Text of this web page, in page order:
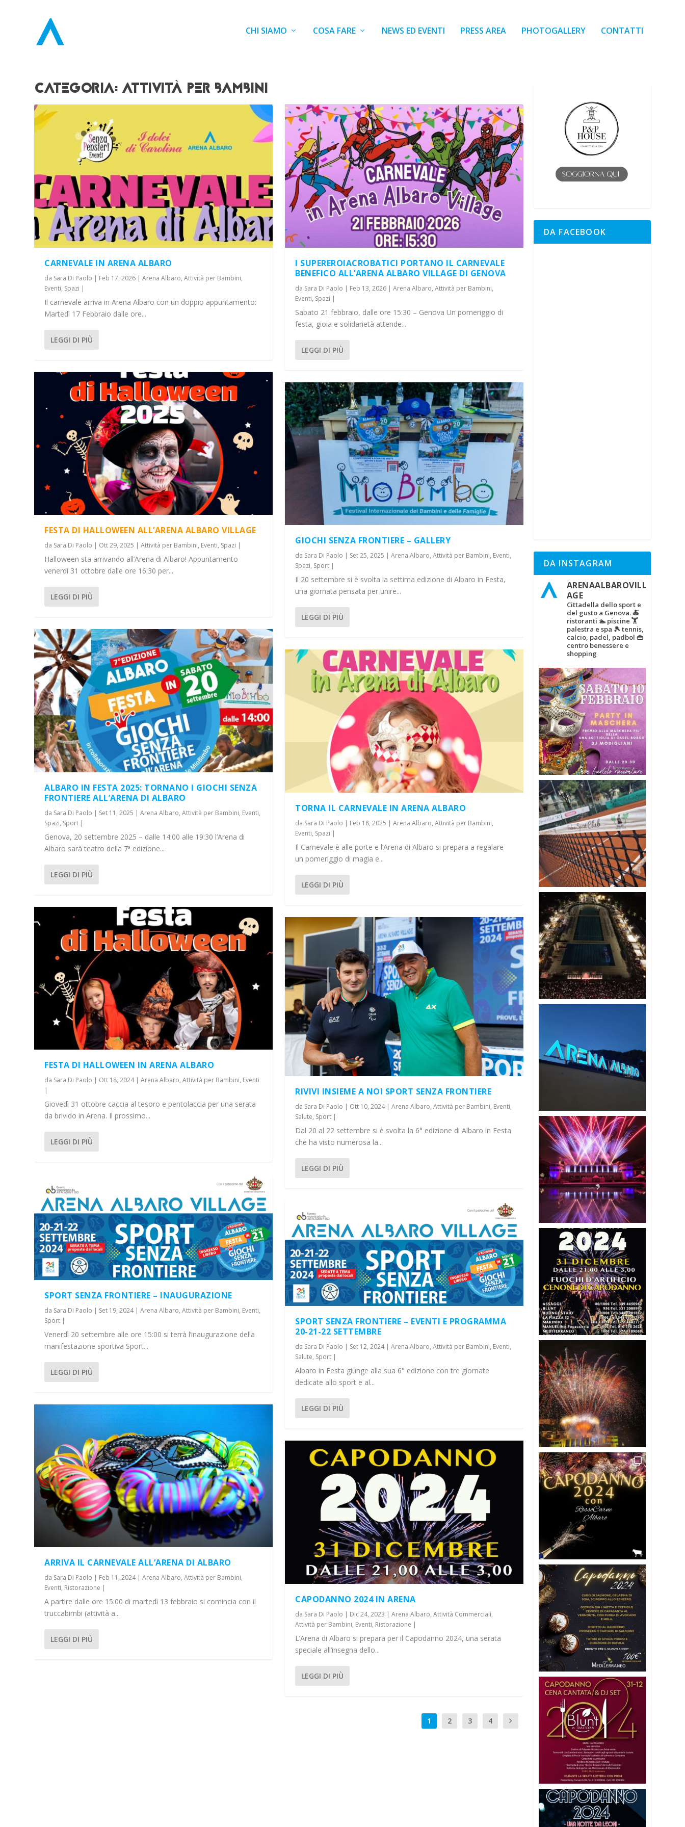
CHI SIAMO COSA FARE NEWS ED EVENTI PRESS AREA PHOTOGALLERY CONTATTI
CATEGORIA: ATTIVITÀ PER BAMBINI
CARNEVALE IN ARENA ALBARO
da Sara Di Paolo | Feb 17, 2026 |Arena Albaro,Attività per Bambini,
Eventi, Spazi |
Il carnevale arriva in Arena Albaro con un doppio appuntamento:
Martedì 17 Febbraio dalle ore...
LEGGI DI PIÙ
FESTA DI HALLOWEEN ALL’ARENA ALBARO VILLAGE
da Sara Di Paolo | Ott 29, 2025 |Attività per Bambini, Eventi, Spazi |
Halloween sta arrivando all’Arena di Albaro! Appuntamento
venerdì 31 ottobre dalle ore 16:30 per...
LEGGI DI PIÙ
ALBARO IN FESTA 2025: TORNANO I GIOCHI SENZA
FRONTIERE ALL’ARENA DI ALBARO
da Sara Di Paolo | Set 11, 2025 |Arena Albaro,Attività per Bambini, Eventi,
Spazi, Sport |
Genova, 20 settembre 2025 – dalle 14:00 alle 19:30 l’Arena di
Albaro sarà teatro della 7ª edizione...
LEGGI DI PIÙ
FESTA DI HALLOWEEN IN ARENA ALBARO
da Sara Di Paolo | Ott 18, 2024|Arena Albaro,Attività per Bambini, Eventi
|
Giovedì 31 ottobre caccia al tesoro e pentolaccia per una serata
da brivido in Arena. Il prossimo...
LEGGI DI PIÙ
SPORT SENZA FRONTIERE – INAUGURAZIONE
da Sara Di Paolo | Set 19, 2024|Arena Albaro,Attività per Bambini, Eventi,
Sport |
Venerdì 20 settembre alle ore 15:00 si terrà l’inaugurazione della
manifestazione sportiva Sport...
LEGGI DI PIÙ
ARRIVA IL CARNEVALE ALL’ARENA DI ALBARO
da Sara Di Paolo | Feb 11, 2024|Arena Albaro,Attività per Bambini,
Eventi, Ristorazione |
A partire dalle ore 15:00 di martedì 13 febbraio si comincia con il
truccabimbi (attività a...
LEGGI DI PIÙ
I SUPEREROIACROBATICI PORTANO IL CARNEVALE
BENEFICO ALL’ARENA ALBARO VILLAGE DI GENOVA
da Sara Di Paolo | Feb 13, 2026 |Arena Albaro,Attività per Bambini,
Eventi, Spazi |
Sabato 21 febbraio, dalle ore 15:30 – Genova Un pomeriggio di
festa, gioia e solidarietà attende...
LEGGI DI PIÙ
GIOCHI SENZA FRONTIERE – GALLERY
da Sara Di Paolo | Set 25, 2025 |Arena Albaro,Attività per Bambini, Eventi,
Spazi, Sport |
Il 20 settembre si è svolta la settima edizione di Albaro in Festa,
una giornata pensata per unire...
LEGGI DI PIÙ
TORNA IL CARNEVALE IN ARENA ALBARO
da Sara Di Paolo | Feb 18, 2025 |Arena Albaro,Attività per Bambini,
Eventi, Spazi |
Il Carnevale è alle porte e l’Arena di Albaro si prepara a regalare
un pomeriggio di magia e...
LEGGI DI PIÙ
RIVIVI INSIEME A NOI SPORT SENZA FRONTIERE
da Sara Di Paolo | Ott 10, 2024|Arena Albaro,Attività per Bambini, Eventi,
Salute, Sport |
Dal 20 al 22 settembre si è svolta la 6° edizione di Albaro in Festa
che ha visto numerosa la...
LEGGI DI PIÙ
SPORT SENZA FRONTIERE – EVENTI E PROGRAMMA
20-21-22 SETTEMBRE
da Sara Di Paolo | Set 12, 2024|Arena Albaro,Attività per Bambini, Eventi,
Salute, Sport |
Albaro in Festa giunge alla sua 6° edizione con tre giornate
dedicate allo sport e al...
LEGGI DI PIÙ
CAPODANNO 2024 IN ARENA
da Sara Di Paolo | Dic 24, 2023 |Arena Albaro,Attività Commerciali,
Attività per Bambini, Eventi, Ristorazione |
L’Arena di Albaro si prepara per il Capodanno 2024, una serata
speciale all’insegna dello...
LEGGI DI PIÙ
1 2 3 4
DA FACEBOOK
DA INSTAGRAM
ARENAALBAROVILL
AGE
Cittadella dello sport e
del gusto a Genova.🍝
ristoranti 🏊 piscine 🏋‍
palestra e spa 🎾 tennis,
calcio, padel, padbol 👜
centro benessere e
shopping